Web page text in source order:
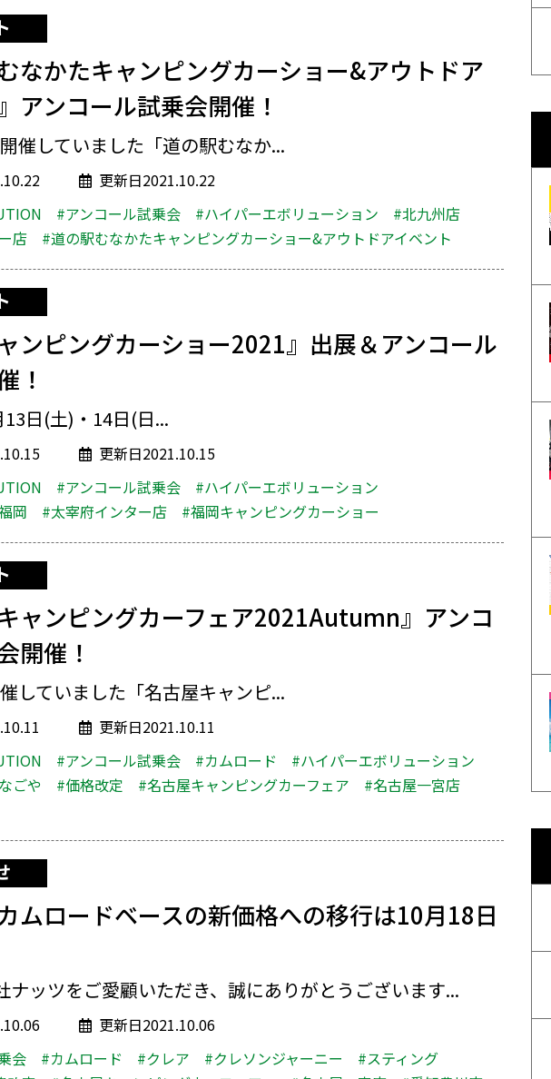
むなかたキャンピングカーショー&アウトドア
アンコール試乗会開催！
催していました「道の駅むなか...
更新日2021.10.22
#アンコール試乗会 #ハイパーエボリューション
#北九州店
店
#道の駅むなかたキャンピングカーショー&アウトドアイベント
ャンピングカーショー2021』出展＆アンコール
！
日(土)・14日(日...
更新日2021.10.15
#アンコール試乗会
#ハイパーエボリューション
岡
#太宰府インター店 #福岡キャンピングカーショー
キャンピングカーフェア2021Autumn』アンコ
開催！
していました「名古屋キャンピ...
更新日2021.10.11
#アンコール試乗会 #カムロード
#ハイパーエボリューション
ごや
#価格改定 #名古屋キャンピングカーフェア
#名古屋一宮店
カムロードベースの新価格への移行は10月18日
ナッツをご愛顧いただき、誠にありがとうございます...
更新日2021.10.06
会
#カムロード #クレア #クレソンジャーニー
#スティング